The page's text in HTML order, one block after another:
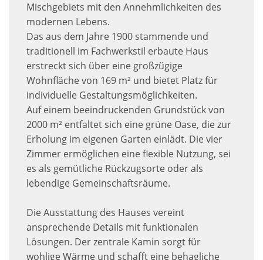
Mischgebiets mit den Annehmlichkeiten des
modernen Lebens.
Das aus dem Jahre 1900 stammende und
traditionell im Fachwerkstil erbaute Haus
erstreckt sich über eine großzügige
Wohnfläche von 169 m² und bietet Platz für
individuelle Gestaltungsmöglichkeiten.
Auf einem beeindruckenden Grundstück von
2000 m² entfaltet sich eine grüne Oase, die zur
Erholung im eigenen Garten einlädt. Die vier
Zimmer ermöglichen eine flexible Nutzung, sei
es als gemütliche Rückzugsorte oder als
lebendige Gemeinschaftsräume.
Die Ausstattung des Hauses vereint
ansprechende Details mit funktionalen
Lösungen. Der zentrale Kamin sorgt für
wohlige Wärme und schafft eine behagliche